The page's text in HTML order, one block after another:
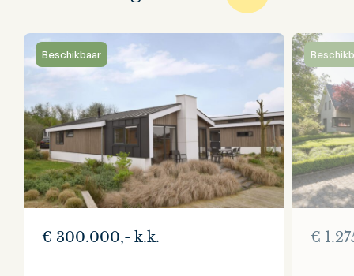
Beschikbaar
€ 300.000,- k.k. €